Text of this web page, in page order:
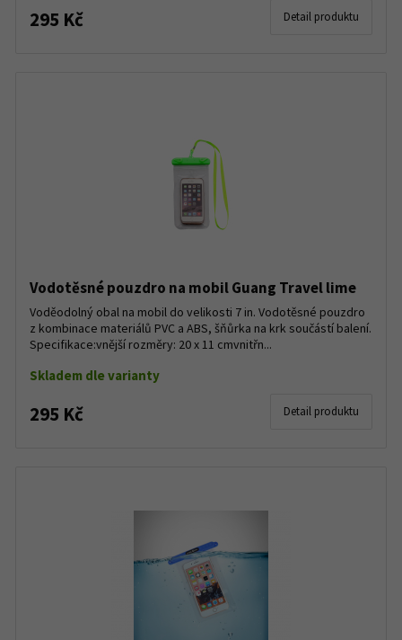
295 Kč Detail produktu
Vodotěsné pouzdro na mobil Guang Travel lime
Voděodolný obal na mobil do velikosti 7 in. Vodotěsné pouzdro
z kombinace materiálů PVC a ABS, šňůrka na krk součástí balení.
Specifikace:vnější rozměry: 20 x 11 cmvnitřn...
Skladem dle varianty
295 Kč Detail produktu